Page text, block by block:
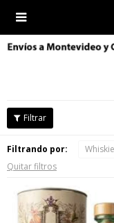

Filtrando por:
Quitar filtros